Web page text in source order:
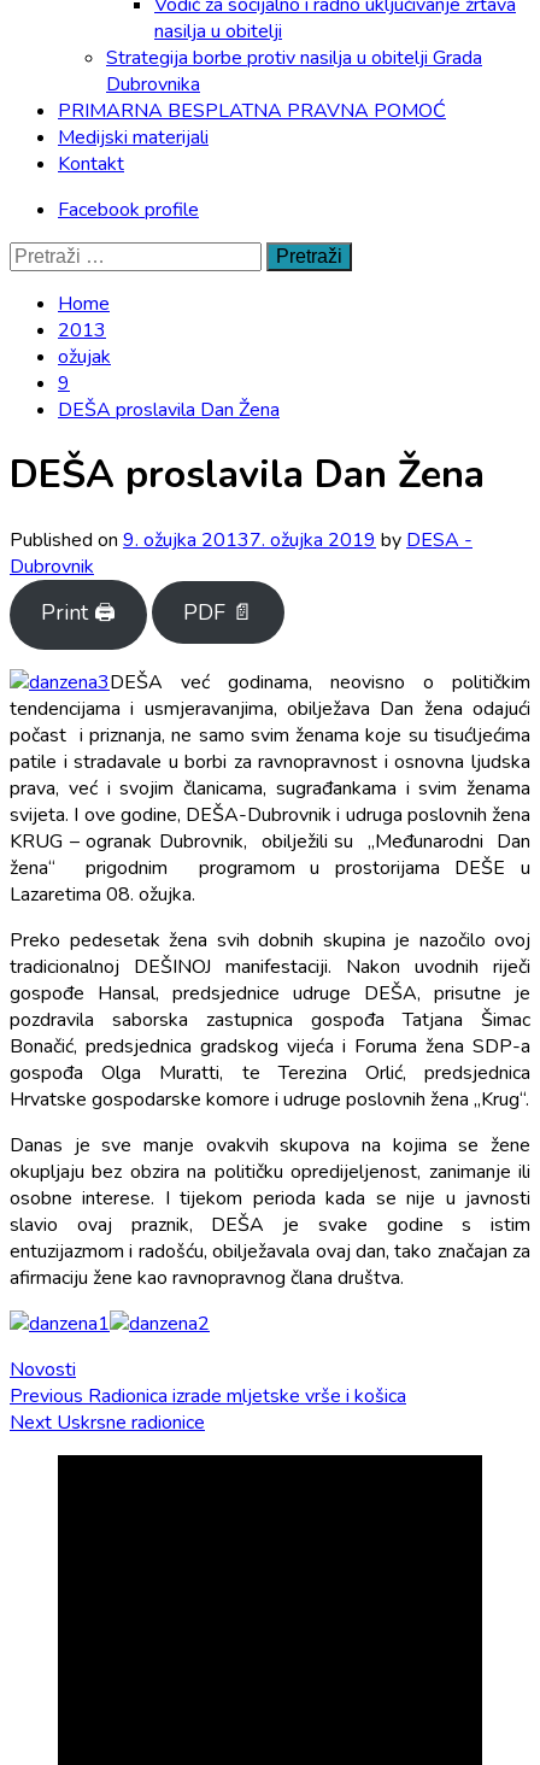
nasilja u obitelji
Strategija borbe protiv nasilja u obitelji Grada
Dubrovnika
PRIMARNA BESPLATNA PRAVNA POMOĆ
Medijski materijali
Kontakt
Facebook profile
Pretraži:
Home
2013
ožujak
9
DEŠA proslavila Dan Žena
DEŠA proslavila Dan Žena
Published on 9. ožujka 20137. ožujka 2019 by DESA -
Dubrovnik
Print 🖨 PDF 📄
DEŠA već godinama, neovisno o političkim
tendencijama i usmjeravanjima, obilježava Dan žena odajući
počast i priznanja, ne samo svim ženama koje su tisućljećima
patile i stradavale u borbi za ravnopravnost i osnovna ljudska
prava, već i svojim članicama, sugrađankama i svim ženama
svijeta. I ove godine, DEŠA-Dubrovnik i udruga poslovnih žena
KRUG – ogranak Dubrovnik, obilježili su „Međunarodni Dan
žena“ prigodnim programom u prostorijama DEŠE u
Lazaretima 08. ožujka.
Preko pedesetak žena svih dobnih skupina je nazočilo ovoj
tradicionalnoj DEŠINOJ manifestaciji. Nakon uvodnih riječi
gospođe Hansal, predsjednice udruge DEŠA, prisutne je
pozdravila saborska zastupnica gospođa Tatjana Šimac
Bonačić, predsjednica gradskog vijeća i Foruma žena SDP-a
gospođa Olga Muratti, te Terezina Orlić, predsjednica
Hrvatske gospodarske komore i udruge poslovnih žena „Krug“.
Danas je sve manje ovakvih skupova na kojima se žene
okupljaju bez obzira na političku opredijeljenost, zanimanje ili
osobne interese. I tijekom perioda kada se nije u javnosti
slavio ovaj praznik, DEŠA je svake godine s istim
entuzijazmom i radošću, obilježavala ovaj dan, tako značajan za
afirmaciju žene kao ravnopravnog člana društva.
Novosti
Navigacija
objava
Previous Previous
post:
Radionica izrade mljetske vrše i košica
Next Next
Uskrsne radionice